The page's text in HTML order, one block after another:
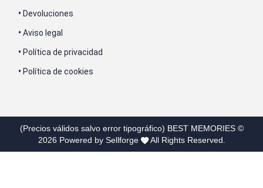
• Devoluciones
• Aviso legal
• Política de privacidad
• Política de cookies
(Precios válidos salvo error tipográfico) BEST MEMORIES©
2026 Powered by Sellforge All Rights Reserved.